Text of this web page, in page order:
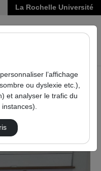
La Rochelle Université
Culturelles
l’affichage
ou dyslexie etc.),
et analyser le trafic du